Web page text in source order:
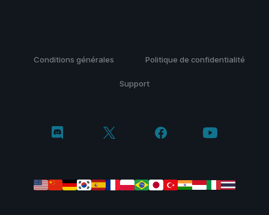
Conditions générales Politique de confidentialité
Support